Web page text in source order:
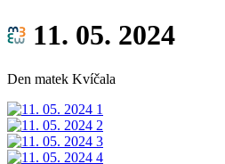
11. 05. 2024
Den matek Kvíčala